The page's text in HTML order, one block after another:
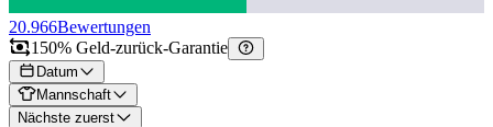
20.966Bewertungen
150% Geld-zurück-Garantie
Datum
Mannschaft
Nächste zuerst